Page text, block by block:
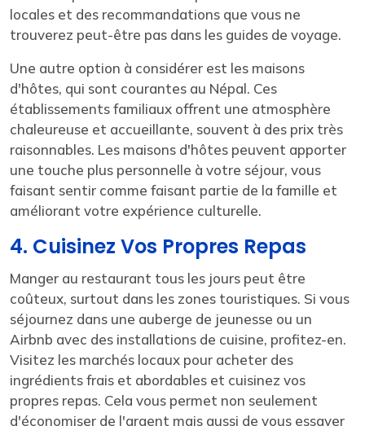
locales et des recommandations que vous ne
trouverez peut-être pas dans les guides de voyage.
Une autre option à considérer est les maisons
d'hôtes, qui sont courantes au Népal. Ces
établissements familiaux offrent une atmosphère
chaleureuse et accueillante, souvent à des prix très
raisonnables. Les maisons d'hôtes peuvent apporter
une touche plus personnelle à votre séjour, vous
faisant sentir comme faisant partie de la famille et
améliorant votre expérience culturelle.
4. Cuisinez Vos Propres Repas
Manger au restaurant tous les jours peut être
coûteux, surtout dans les zones touristiques. Si vous
séjournez dans une auberge de jeunesse ou un
Airbnb avec des installations de cuisine, profitez-en.
Visitez les marchés locaux pour acheter des
ingrédients frais et abordables et cuisinez vos
propres repas. Cela vous permet non seulement
d'économiser de l'argent mais aussi de vous essayer